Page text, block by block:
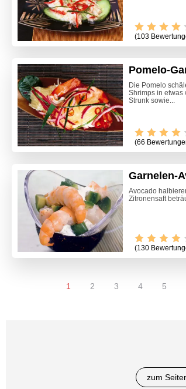
(103
Pomelo-
Die Pomelo
Shrimps in etwas
Strunk sowie...
(66
Garnelen-
Avocado
Zitronensaft
(130
1 2 3 4 5
zum